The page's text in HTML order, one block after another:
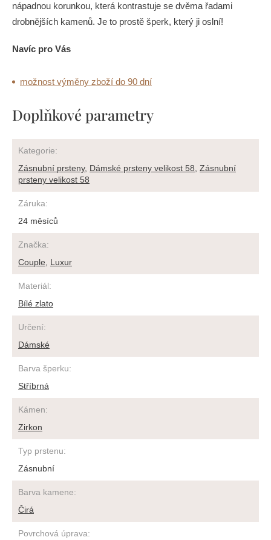
nápadnou korunkou, která kontrastuje se dvěma řadami
drobnějších kamenů. Je to prostě šperk, který ji oslní!
Navíc pro Vás
možnost výměny zboží do 90 dní
Doplňkové parametry
Kategorie:
Zásnubní prsteny, Dámské prsteny velikost 58 Zásnubní
prsteny velikost 58
Záruka:
24 měsíců
Značka:
Couple
Luxur
Materiál:
Bílé zlato
Určení:
Dámské
Barva šperku:
Stříbrná
Kámen:
Zirkon
Typ prstenu:
Zásnubní
Barva kamene:
Čirá
Povrchová úprava: